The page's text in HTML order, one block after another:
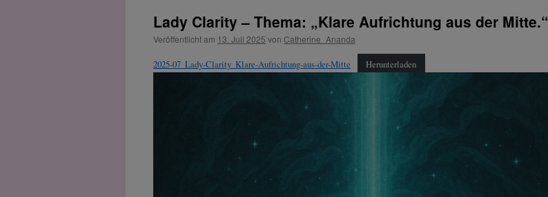
Lady Clarity – Thema: „Klare Aufrichtung aus der Mitte.“
Veröffentlicht am 13. Juli 2025 von Catherine_Ananda
2025-07_Lady-Clarity_Klare-Aufrichtung-aus-der-Mitte Herunterladen